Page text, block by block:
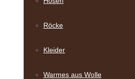
Röcke
Kleider
Warmes aus Wolle